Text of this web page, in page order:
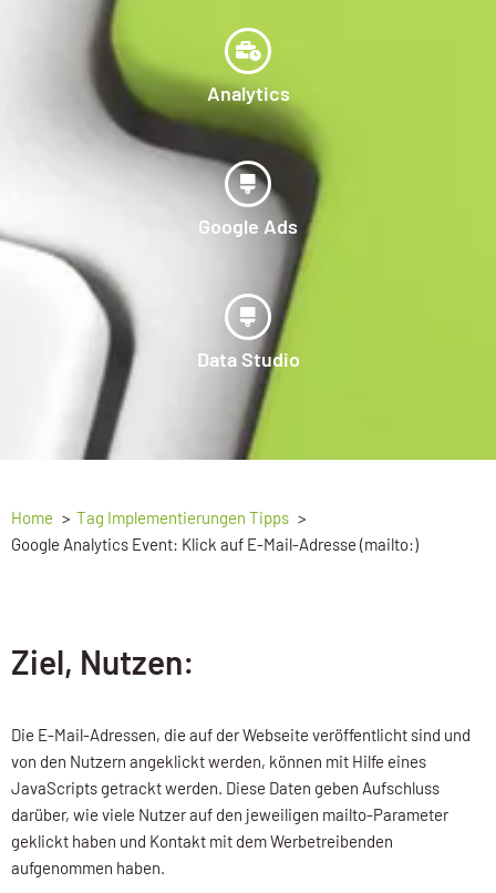
Analytics
Google Ads
Data Studio
Home
Tag Implementierungen Tipps
Google Analytics Event: Klick auf E-Mail-Adresse (mailto:)
Ziel, Nutzen:
Die E-Mail-Adressen, die auf der Webseite veröffentlicht sind und
von den Nutzern angeklickt werden, können mit Hilfe eines
JavaScripts getrackt werden. Diese Daten geben Aufschluss
darüber, wie viele Nutzer auf den jeweiligen mailto-Parameter
geklickt haben und Kontakt mit dem Werbetreibenden
aufgenommen haben.